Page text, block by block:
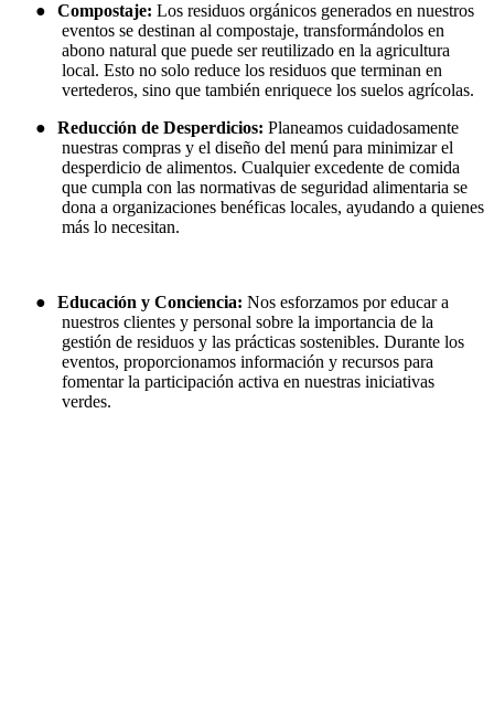
●
Compostaje: Los residuos orgánicos generados en nuestros
eventos se destinan al compostaje, transformándolos en
abono natural que puede ser reutilizado en la agricultura
local. Esto no solo reduce los residuos que terminan en
vertederos, sino que también enriquece los suelos agrícolas.
●
Reducción de Desperdicios: Planeamos cuidadosamente
nuestras compras y el diseño del menú para minimizar el
desperdicio de alimentos. Cualquier excedente de comida
que cumpla con las normativas de seguridad alimentaria se
dona a organizaciones benéficas locales, ayudando a quienes
más lo necesitan.
● Educación y Conciencia: Nos esforzamos por educar a
nuestros clientes y personal sobre la importancia de la
gestión de residuos y las prácticas sostenibles. Durante los
eventos, proporcionamos información y recursos para
fomentar la participación activa en nuestras iniciativas
verdes.